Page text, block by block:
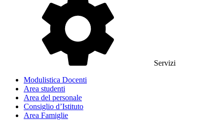
Servizi
Modulistica Docenti
Area studenti
Area del personale
Consiglio d’Istituto
Area Famiglie